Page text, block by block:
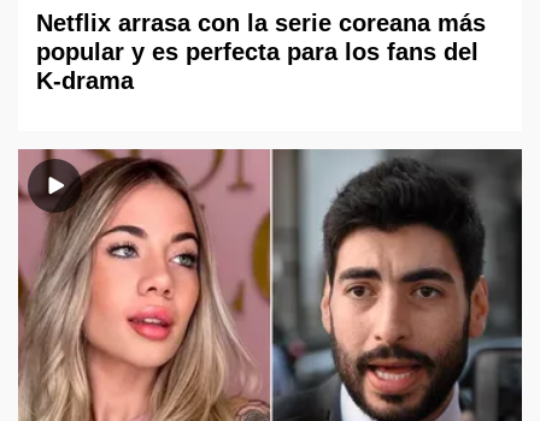
Netflix arrasa con la serie coreana más
popular y es perfecta para los fans del
K-drama